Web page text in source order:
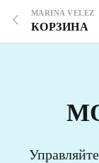
MARINA VELEZ
КОРЗИНА